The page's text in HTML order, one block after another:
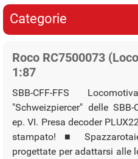
Categorie
Roco RC7500073
1:87
SBB-CFF-FFS
"Schweizpiercer" delle SBB-
ep. VI. Presa decoder
stampato! ■
progettate per adattarsi alle